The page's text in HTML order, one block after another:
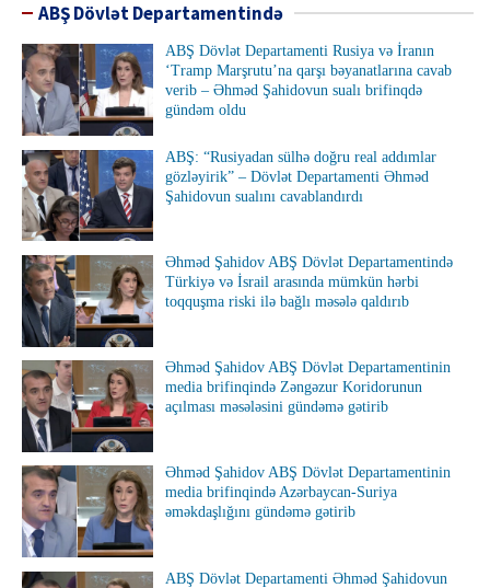
ABŞ Dövlət Departamentində
ABŞ Dövlət Departamenti Rusiya və İranın
‘Tramp Marşrutu’na qarşı bəyanatlarına cavab
verib – Əhməd Şahidovun sualı brifinqdə
gündəm oldu
ABŞ: “Rusiyadan sülhə doğru real addımlar
gözləyirik” – Dövlət Departamenti Əhməd
Şahidovun sualını cavablandırdı
Əhməd Şahidov ABŞ Dövlət Departamentində
Türkiyə və İsrail arasında mümkün hərbi
toqquşma riski ilə bağlı məsələ qaldırıb
Əhməd Şahidov ABŞ Dövlət Departamentinin
media brifinqində Zəngəzur Koridorunun
açılması məsələsini gündəmə gətirib
Əhməd Şahidov ABŞ Dövlət Departamentinin
media brifinqində Azərbaycan-Suriya
əməkdaşlığını gündəmə gətirib
ABŞ Dövlət Departamenti Əhməd Şahidovun